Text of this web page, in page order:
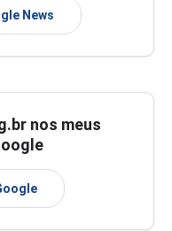
News
nos meus